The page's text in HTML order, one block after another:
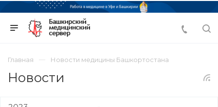
Главная Новости медицины Башкортостана
Новости